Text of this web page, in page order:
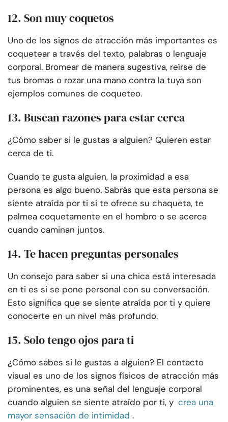
12. Son muy coquetos
Uno de los signos de atracción más importantes es
coquetear a través del texto, palabras o lenguaje
corporal. Bromear de manera sugestiva, reírse de
tus bromas o rozar una mano contra la tuya son
ejemplos comunes de coqueteo.
13. Buscan razones para estar cerca
¿Cómo saber si le gustas a alguien? Quieren estar
cerca de ti.
Cuando te gusta alguien, la proximidad a esa
persona es algo bueno. Sabrás que esta persona se
siente atraída por ti si te ofrece su chaqueta, te
palmea coquetamente en el hombro o se acerca
cuando caminan juntos.
14. Te hacen preguntas personales
Un consejo para saber si una chica está interesada
en ti es si se pone personal con su conversación.
Esto significa que se siente atraída por ti y quiere
conocerte en un nivel más profundo.
15. Solo tengo ojos para ti
¿Cómo sabes si le gustas a alguien? El contacto
visual es uno de los signos físicos de atracción más
prominentes, es una señal del lenguaje corporal
cuando alguien se siente atraído por ti, y crea una
mayor sensación de intimidad .